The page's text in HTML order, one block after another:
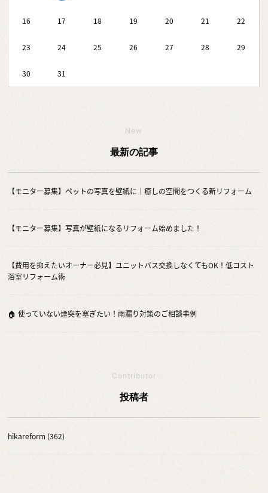
16 17 18 19 20 21 22
23 24 25 26 27 28 29
30 31
New
最新の記事
【モニター募集】ペットの写真を壁紙に｜癒しの空間をつくる新リフォーム
【モニター募集】写真が壁紙になるリフォーム始めました！
【費用を抑えたいオーナー必見】ユニットバス交換しなくてもOK！低コスト
浴室リフォーム術
🏠 使っていない煙突を塞ぎたい！雨漏り対策のご相談事例
Contributor
投稿者
hikareform (362)